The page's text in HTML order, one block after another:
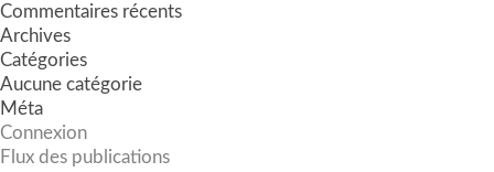
Commentaires récents
Archives
Catégories
Aucune catégorie
Méta
Connexion
Flux des publications